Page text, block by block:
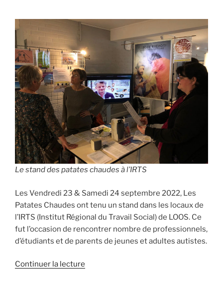
pratiques
d’accompagnement »
Le stand des patates chaudes à l’IRTS
Les Vendredi 23 & Samedi 24 septembre 2022, Les
Patates Chaudes ont tenu un stand dans les locaux de
l’IRTS (Institut Régional du Travail Social) de LOOS. Ce
fut l’occasion de rencontrer nombre de professionnels,
d’étudiants et de parents de jeunes et adultes autistes.
Continuer la lecture